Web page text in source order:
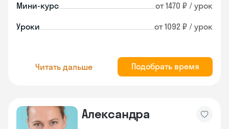
Мини-курс от 1470 ₽ / урок
Уроки от 1092 ₽ / урок
Читать дальше Подобрать время
Александра